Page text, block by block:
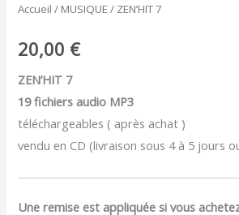
Accueil / MUSIQUE / ZEN’HIT 7
20,00 €
ZEN’HIT 7
19 fichiers audio MP3
téléchargeables ( après achat )
vendu en CD (livraison sous 4 à 5 jours
Une remise est appliquée si vous
7